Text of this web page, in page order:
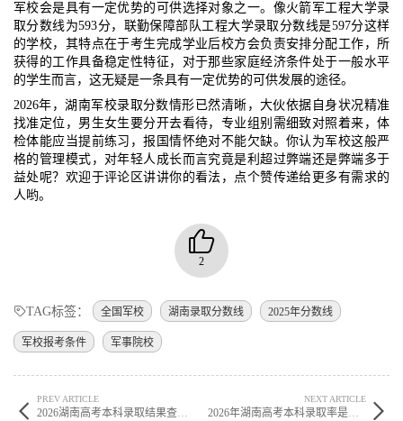
军校会是具有一定优势的可供选择对象之一。像火箭军工程大学录
取分数线为593分，联勤保障部队工程大学录取分数线是597分这样
的学校，其特点在于考生完成学业后校方会负责安排分配工作，所
获得的工作具备稳定性特征，对于那些家庭经济条件处于一般水平
的学生而言，这无疑是一条具有一定优势的可供发展的途径。
2026年，湖南军校录取分数情形已然清晰，大伙依据自身状况精准
找准定位，男生女生要分开去看待，专业组别需细致对照着来，体
检体能应当提前练习，报国情怀绝对不能欠缺。你认为军校这般严
格的管理模式，对年轻人成长而言究竟是利超过弊端还是弊端多于
益处呢？欢迎于评论区讲讲你的看法，点个赞传递给更多有需求的
人哟。
2
TAG标签： 全国军校 湖南录取分数线 2025年分数线
军校报考条件 军事院校
PREV ARTICLE
2026湖南高考本科录取结果查询时间及入口 在哪查录取状态
NEXT ARTICLE
2026年湖南高考本科录取率是多少 上线率高吗